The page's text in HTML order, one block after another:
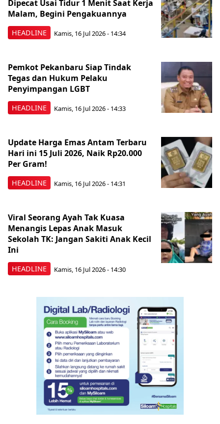
HEADLINE
Dipecat Usai Tidur 1 Menit Saat Kerja
Malam, Begini Pengakuannya
Kamis, 16 Jul 2026 - 14:34
HEADLINE
Pemkot Pekanbaru Siap Tindak
Tegas dan Hukum Pelaku
Penyimpangan LGBT
Kamis, 16 Jul 2026 - 14:33
HEADLINE
Update Harga Emas Antam Terbaru
Hari ini 15 Juli 2026, Naik Rp20.000
Per Gram!
Kamis, 16 Jul 2026 - 14:31
HEADLINE
Viral Seorang Ayah Tak Kuasa
Menangis Lepas Anak Masuk
Sekolah TK: Jangan Sakiti Anak Kecil
Ini
Kamis, 16 Jul 2026 - 14:30